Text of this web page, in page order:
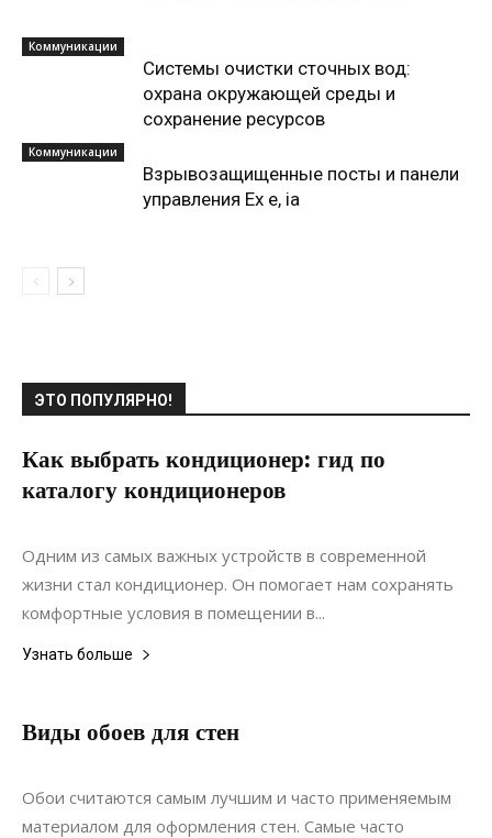
Коммуникации
Системы очистки сточных вод:
охрана окружающей среды и
сохранение ресурсов
Коммуникации
Взрывозащищенные посты и панели
управления Ex e, ia
ЭТО ПОПУЛЯРНО!
Как выбрать кондиционер: гид по
каталогу кондиционеров
20.05.2021
Одним из самых важных устройств в современной
жизни стал кондиционер. Он помогает нам сохранять
комфортные условия в помещении в...
Узнать больше
Виды обоев для стен
19.10.2019
Обои считаются самым лучшим и часто применяемым
материалом для оформления стен. Самые часто